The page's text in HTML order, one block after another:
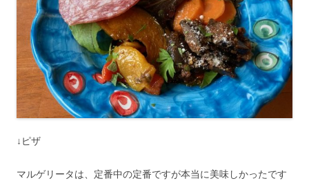
↓ピザ
マルゲリータは、定番中の定番ですが本当に美味しかったです